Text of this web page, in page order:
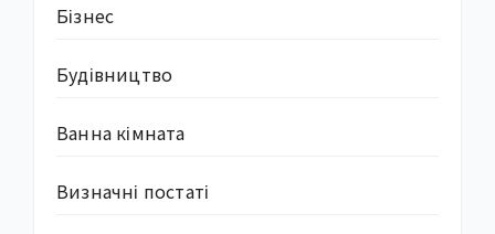
Бізнес
Будівництво
Ванна кімната
Визначні постаті